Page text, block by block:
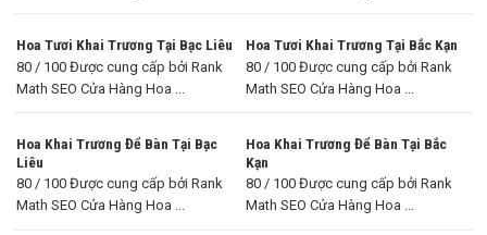
Hoa Tươi Khai Trương Tại Bạc Liêu
80 / 100 Được cung cấp bởi Rank
Math SEO Cửa Hàng Hoa ...
Hoa Tươi Khai Trương Tại Bắc Kạn
80 / 100 Được cung cấp bởi Rank
Math SEO Cửa Hàng Hoa ...
Hoa Khai Trương Để Bàn Tại Bạc
Liêu
80 / 100 Được cung cấp bởi Rank
Math SEO Cửa Hàng Hoa ...
Hoa Khai Trương Để Bàn Tại Bắc
Kạn
80 / 100 Được cung cấp bởi Rank
Math SEO Cửa Hàng Hoa ...